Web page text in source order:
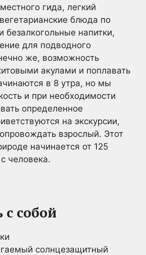
гида, легкий
блюда по
безалкогольные напитки,
для подводного
же, возможность
акулами и поплавать
в 8 утра, но мы
и при необходимости
определенное
на экскурсии,
взрослый. Этот
начинается от 125
человека.
с собой
солнцезащитный